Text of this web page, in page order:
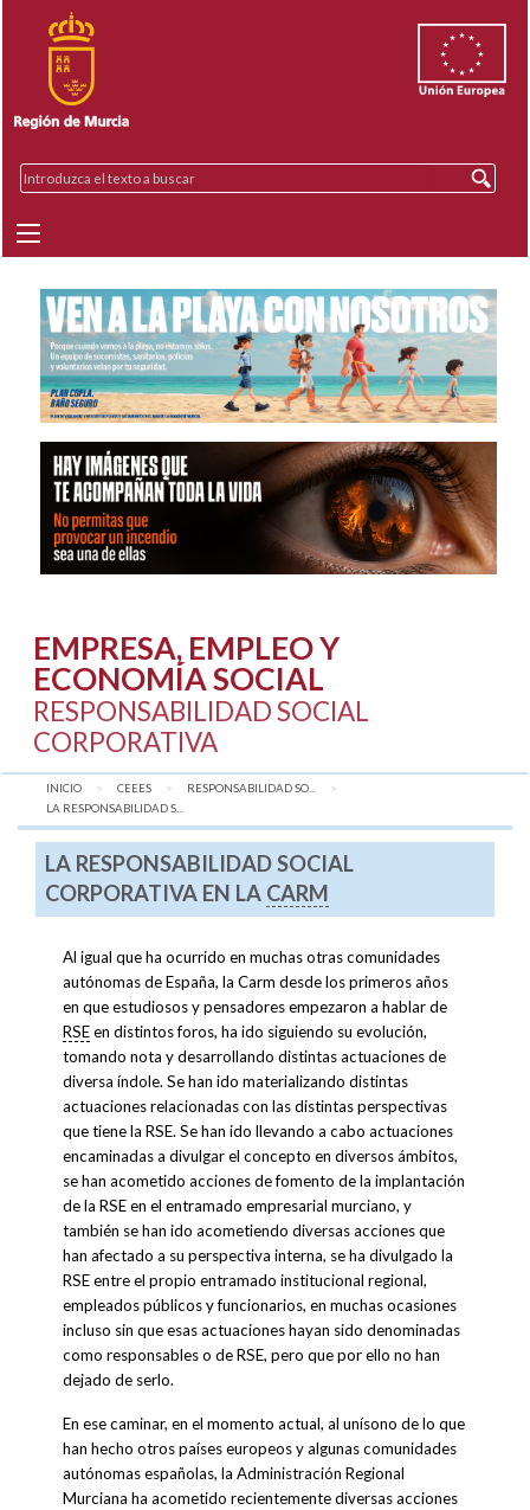
EMPRESA, EMPLEO Y
ECONOMÍA SOCIAL
RESPONSABILIDAD SOCIAL
CORPORATIVA
INICIO CEEES
RESPONSABILIDAD SO...
AQUÍ:
LA RESPONSABILIDAD S...
LA RESPONSABILIDAD SOCIAL
CORPORATIVA EN LA CARM
Al igual que ha ocurrido en muchas otras comunidades
autónomas de España, la Carm desde los primeros años
en que estudiosos y pensadores empezaron a hablar de
RSEen distintos foros, ha ido siguiendo su evolución,
tomando nota y desarrollando distintas actuaciones de
diversa índole. Se han ido materializando distintas
actuaciones relacionadas con las distintas perspectivas
que tiene la RSE. Se han ido llevando a cabo actuaciones
encaminadas a divulgar el concepto en diversos ámbitos,
se han acometido acciones de fomento de la implantación
de la RSE en el entramado empresarial murciano, y
también se han ido acometiendo diversas acciones que
han afectado a su perspectiva interna, se ha divulgado la
RSE entre el propio entramado institucional regional,
empleados públicos y funcionarios, en muchas ocasiones
incluso sin que esas actuaciones hayan sido denominadas
como responsables o de RSE, pero que por ello no han
dejado de serlo.
En ese caminar, en el momento actual, al unísono de lo que
han hecho otros países europeos y algunas comunidades
autónomas españolas, la Administración Regional
Murciana ha acometido recientemente diversas acciones